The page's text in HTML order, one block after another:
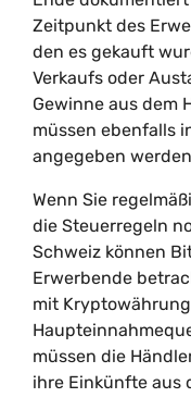
Zeitpunkt des
den es gekauft
Verkaufs oder
Gewinne aus dem
müssen ebenfalls
angegeben
Wenn Sie
die Steuerregeln
Schweiz können
Erwerbende
mit
müssen die
ihre Einkünfte aus